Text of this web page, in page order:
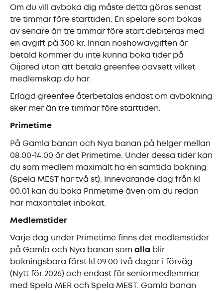
Om du vill avboka dig måste detta göras senast
tre timmar före starttiden. En spelare som bokas
av senare än tre timmar före start debiteras med
en avgift på 300 kr. Innan noshowavgiften är
betald kommer du inte kunna boka tider på
Öijared utan att betala greenfee oavsett vilket
medlemskap du har.
Erlagd greenfee återbetalas endast om avbokning
sker mer än tre timmar före starttiden.
Primetime
På Gamla banan och Nya banan på helger mellan
08.00-14.00 är det Primetime. Under dessa tider kan
du som medlem maximalt ha en samtida bokning
(Spela MEST har två st). Innevarande dag från kl
00.01 kan du boka Primetime även om du redan
har maxantalet inbokat.
Medlemstider
Varje dag under Primetime finns det medlemstider
på Gamla och Nya banan som alla blir
bokningsbara först kl 09.00 två dagar i förväg
(Nytt för 2026) och endast för seniormedlemmar
med Spela MER och Spela MEST. Gamla banan